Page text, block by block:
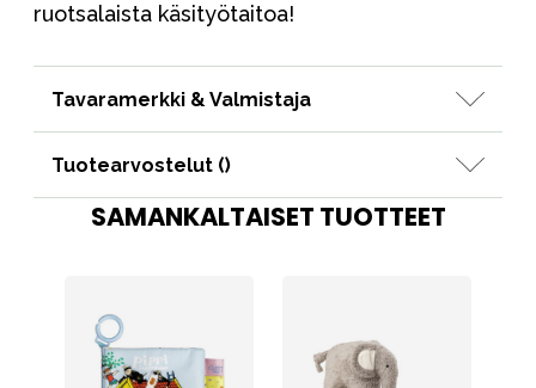
ruotsalaista käsityötaitoa!
Tavaramerkki & Valmistaja
Tuotearvostelut ()
SAMANKALTAISET TUOTTEET